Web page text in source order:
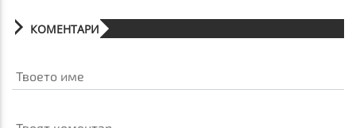
КОМЕНТАРИ
Твоето име